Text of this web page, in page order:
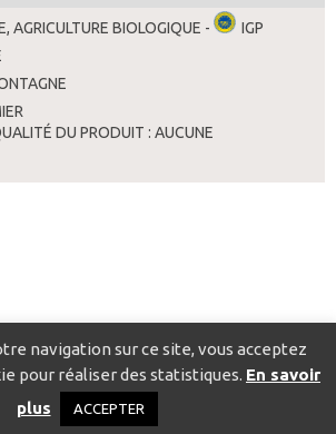
AGRICULTURE BIOLOGIQUE -
IGP
DU PRODUIT : AUCUNE
les fournisseurs
de confidentialité
navigation sur ce site, vous acceptez
pour réaliser des statistiques. En savoir
plus
ACCEPTER